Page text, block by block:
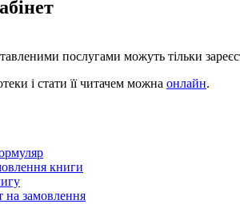
послугами можуть тільки
і стати її читачем можна онлайн.
книги
на замовлення